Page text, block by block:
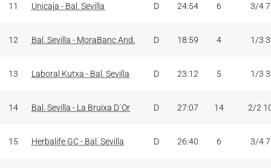
11 Unicaja - Bal. Sevilla D 24:54 6 3/4
12 Bal. Sevilla - MoraBanc And. D 18:59 4 1/3
13 Laboral Kutxa - Bal. Sevilla D 23:12 5 1/3
14 Bal. Sevilla - La Bruixa D´Or D 27:07 14 2/2
15 Herbalife GC - Bal. Sevilla D 26:40 6 3/4